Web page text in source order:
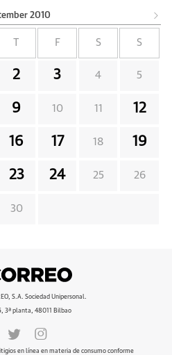
2010
F S S
2 3 4 5
9 10 11 12
16 17 18 19
23 24 25 26
30
S.A. Sociedad Unipersonal.
3ª planta, 48011 Bilbao
en línea en materia de consumo conforme